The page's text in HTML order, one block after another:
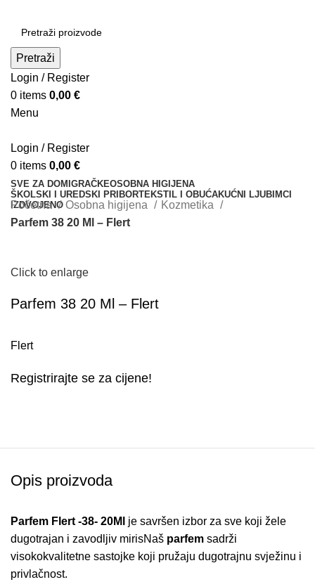
Pretraži
Login / Register
0 items 0,00 €
Menu
Login / Register
0 items 0,00 €
SVE ZA DOM IGRAČKEOSOBNA HIGIJENA
ŠKOLSKI I UREDSKI PRIBORTEKSTIL I OBUĆAKUĆNI LJUBIMCI
IZDVOJENO
Početna Osobna higijena
Kozmetika
Parfem 38 20 Ml – Flert
Click to enlarge
Parfem 38 20 Ml – Flert
Flert
Registrirajte se za cijene!
Opis proizvoda
Parfem Flert -38- 20Ml
je savršen izbor za sve koji žele
dugotrajan i zavodljiv mirisNaš parfem sadrži
visokokvalitetne sastojke koji pružaju dugotrajnu svježinu i
privlačnost.